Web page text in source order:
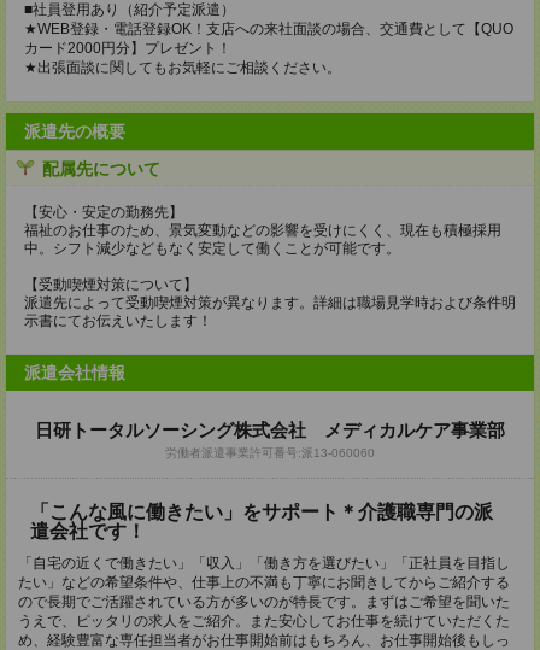
■社員登用あり（紹介予定派遣）
★WEB登録・電話登録OK！支店への来社面談の場合、交通費として【QUO
カード2000円分】プレゼント！
★出張面談に関してもお気軽にご相談ください。
派遣先の概要
配属先について
【安心・安定の勤務先】
福祉のお仕事のため、景気変動などの影響を受けにくく、現在も積極採用
中。シフト減少などもなく安定して働くことが可能です。
【受動喫煙対策について】
派遣先によって受動喫煙対策が異なります。詳細は職場見学時および条件明
示書にてお伝えいたします！
派遣会社情報
日研トータルソーシング株式会社 メディカルケア事業部
労働者派遣事業許可番号:派13-060060
「こんな風に働きたい」をサポート＊介護職専門の派
遣会社です！
「自宅の近くで働きたい」「収入」「働き方を選びたい」「正社員を目指し
たい」などの希望条件や、仕事上の不満も丁寧にお聞きしてからご紹介する
ので長期でご活躍されている方が多いのが特長です。まずはご希望を聞いた
うえで、ピッタリの求人をご紹介。また安心してお仕事を続けていただくた
め、経験豊富な専任担当者がお仕事開始前はもちろん、お仕事開始後もしっ